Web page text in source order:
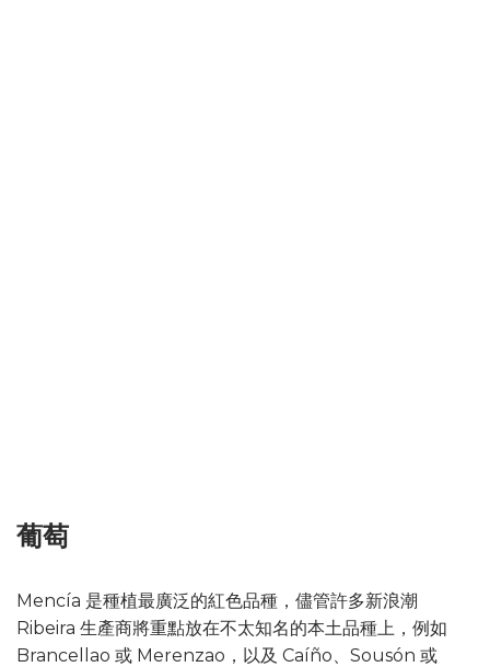
葡萄
Mencía 是種植最廣泛的紅色品種，儘管許多新浪潮
Ribeira 生產商將重點放在不太知名的本土品種上，例如
Brancellao 或 Merenzao，以及 Caíño、Sousón 或